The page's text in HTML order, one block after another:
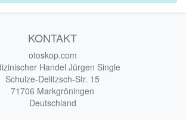
KONTAKT
otoskop.com
Handel Jürgen Single
Schulze-Delitzsch-Str. 15
71706 Markgröningen
Deutschland